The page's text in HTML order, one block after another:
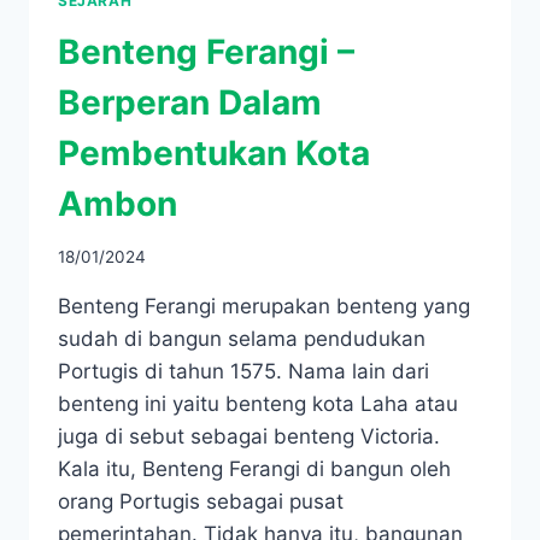
Benteng Ferangi –
Berperan Dalam
Pembentukan Kota
Ambon
18/01/2024
Benteng Ferangi merupakan benteng yang
sudah di bangun selama pendudukan
Portugis di tahun 1575. Nama lain dari
benteng ini yaitu benteng kota Laha atau
juga di sebut sebagai benteng Victoria.
Kala itu, Benteng Ferangi di bangun oleh
orang Portugis sebagai pusat
pemerintahan. Tidak hanya itu, bangunan